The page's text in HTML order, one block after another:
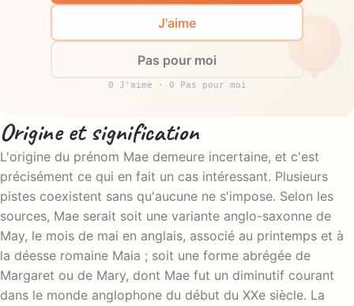
J'aime
Pas pour moi
0 J'aime · 0 Pas pour moi
Origine et signification
L'origine du prénom Mae demeure incertaine, et c'est
précisément ce qui en fait un cas intéressant. Plusieurs
pistes coexistent sans qu'aucune ne s'impose. Selon les
sources, Mae serait soit une variante anglo-saxonne de
May, le mois de mai en anglais, associé au printemps et à
la déesse romaine Maia ; soit une forme abrégée de
Margaret ou de Mary, dont Mae fut un diminutif courant
dans le monde anglophone du début du XXe siècle. La